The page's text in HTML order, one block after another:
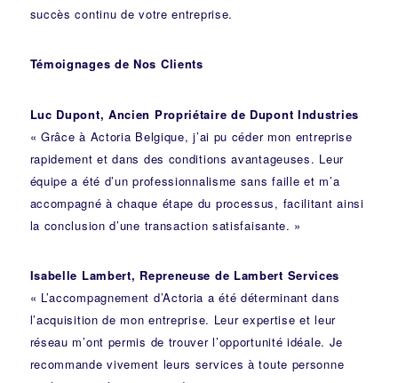
succès continu de votre entreprise.
Témoignages de Nos Clients
Luc Dupont, Ancien Propriétaire de Dupont Industries
« Grâce à Actoria Belgique, j’ai pu céder mon entreprise
rapidement et dans des conditions avantageuses. Leur
équipe a été d’un professionnalisme sans faille et m’a
accompagné à chaque étape du processus, facilitant ainsi
la conclusion d’une transaction satisfaisante. »
Isabelle Lambert, Repreneuse de Lambert Services
« L’accompagnement d’Actoria a été déterminant dans
l’acquisition de mon entreprise. Leur expertise et leur
réseau m’ont permis de trouver l’opportunité idéale. Je
recommande vivement leurs services à toute personne